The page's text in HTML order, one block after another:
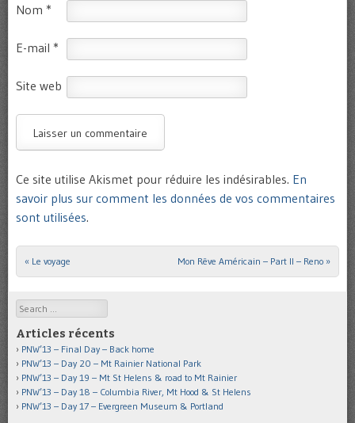
Nom *
E-mail *
Site web
Ce site utilise Akismet pour réduire les indésirables. En
savoir plus sur comment les données de vos commentaires
sont utilisées.
Post navigation
« Le voyage Mon Rêve Américain – Part II – Reno »
Search
Articles récents
PNW’13 – Final Day – Back home
PNW’13 – Day 20 – Mt Rainier National Park
PNW’13 – Day 19 – Mt St Helens & road to Mt Rainier
PNW’13 – Day 18 – Columbia River, Mt Hood & St Helens
PNW’13 – Day 17 – Evergreen Museum & Portland